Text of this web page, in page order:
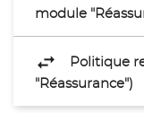
module
Politique
"Réassurance")